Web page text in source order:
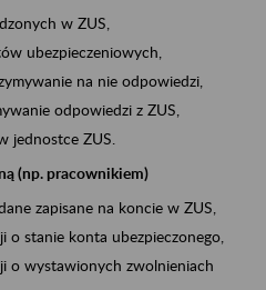
w ZUS,
ubezpieczeniowych,
na nie odpowiedzi,
odpowiedzi z ZUS,
jednostce ZUS.
(np. pracownikiem)
zapisane na koncie w ZUS,
o stanie konta ubezpieczonego,
o wystawionych zwolnieniach